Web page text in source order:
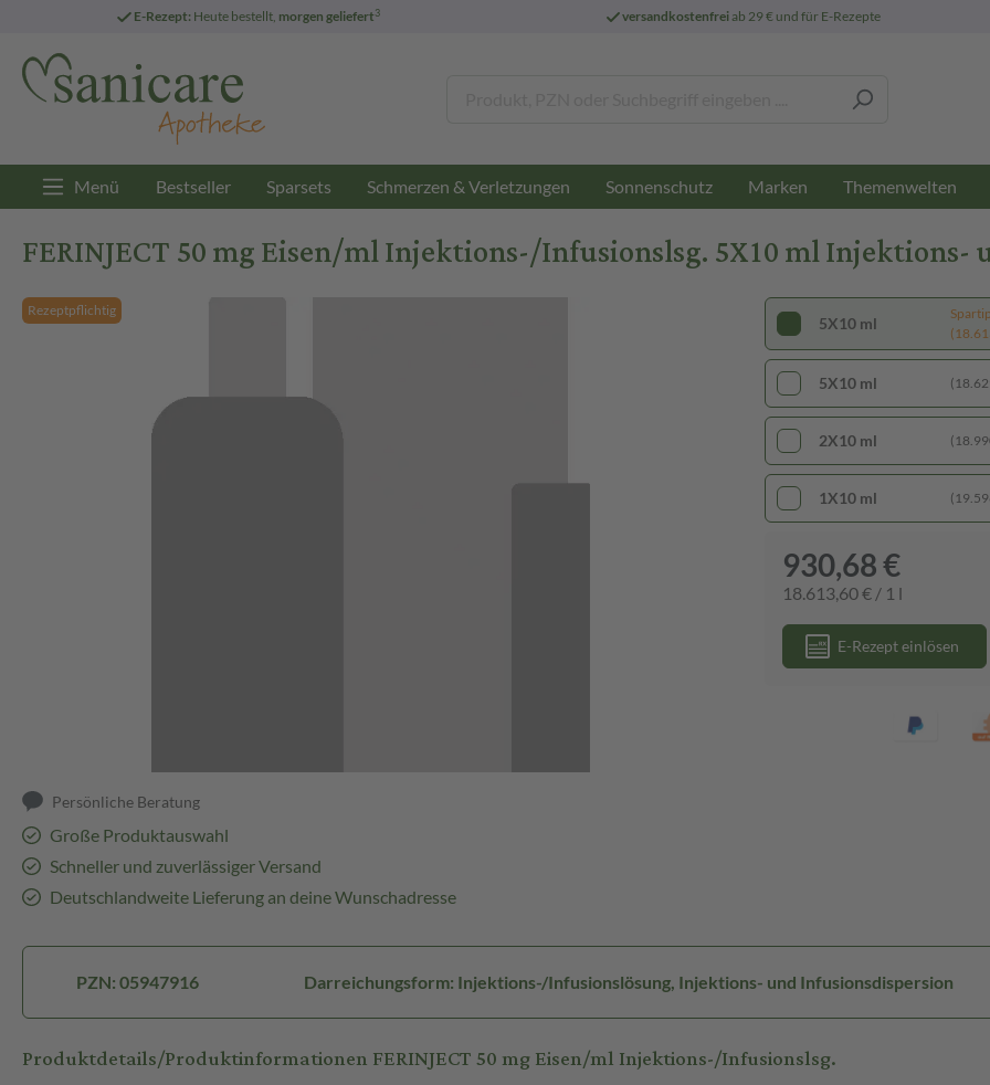
E-Rezept: Heute bestellt, morgen geliefert3 versandkostenfreiab 29 € und für E-Rezepte
Menü Bestseller Sparsets Schmerzen & Verletzungen Sonnenschutz Marken Themenwelten
FERINJECT 50 mg Eisen/ml Injektions-/Infusionslsg. 5X10 ml
Rezeptpflichtig
Persönliche Beratung
Große Produktauswahl
Schneller und zuverlässiger Versand
Deutschlandweite Lieferung an deine Wunschadresse
5X10 ml
5X10 ml
2X10 ml
1X10 ml
930,68 €
18.613,60 € / 1 l
E-Rezept einlösen
PZN: 05947916 Darreichungsform: Injektions-/Infusionslösung, Injektions- und Infusionsdispersion
Produktdetails/Produktinformationen FERINJECT 50 mg Eisen/ml Injektions-/Infusionslsg.